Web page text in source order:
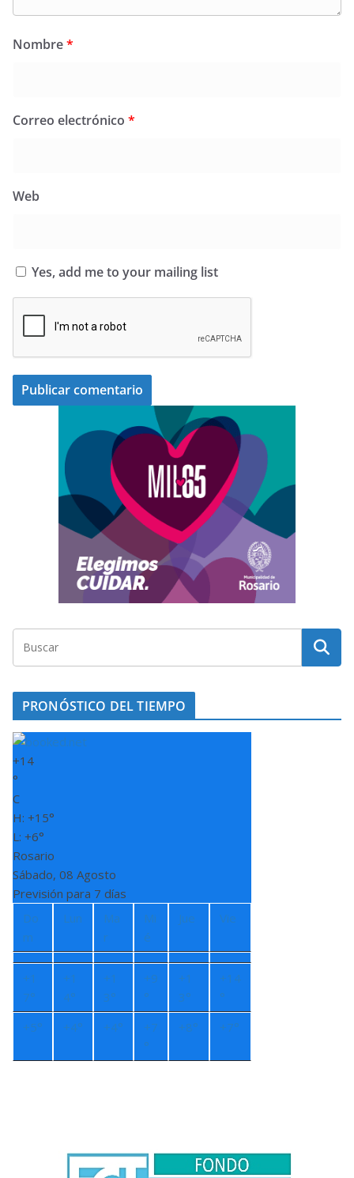
Nombre*
Correo electrónico *
Web
Yes, add me to your mailing list
PRONÓSTICO DEL TIEMPO
+14
°
C
H: +15°
L: +6°
Rosario
Sábado, 08 Agosto
Previsión para 7 días
Do
m
Lun
Ma
r
Mi
é
Jue Vie
+1
7°
+1
4°
+1
3°
+9
°
+1
3°
+14
°
+5° +4° +4° +7
°
+8° +7°